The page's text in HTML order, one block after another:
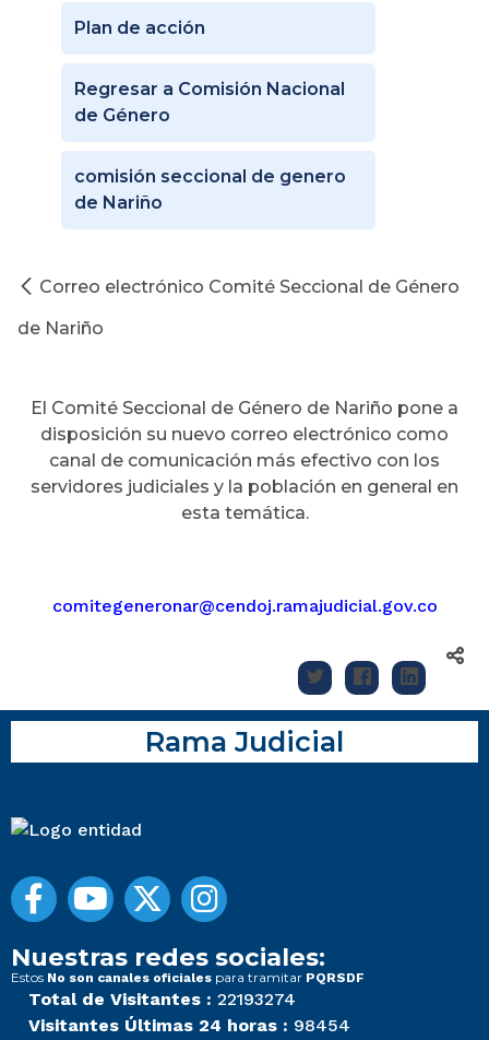
Plan de acción
Regresar a Comisión Nacional
de Género
comisión seccional de genero
de Nariño
Correo electrónico Comité Seccional de Género
de Nariño
El Comité Seccional de Género de Nariño pone a
disposición su nuevo correo electrónico como
canal de comunicación más efectivo con los
servidores judiciales y la población en general en
esta temática.
comitegeneronar@cendoj.ramajudicial.gov.co
Rama Judicial
Nuestras redes sociales:
Estos No son canales oficiales para tramitar PQRSDF
Total de Visitantes : 22193274
Visitantes Últimas 24 horas : 98454